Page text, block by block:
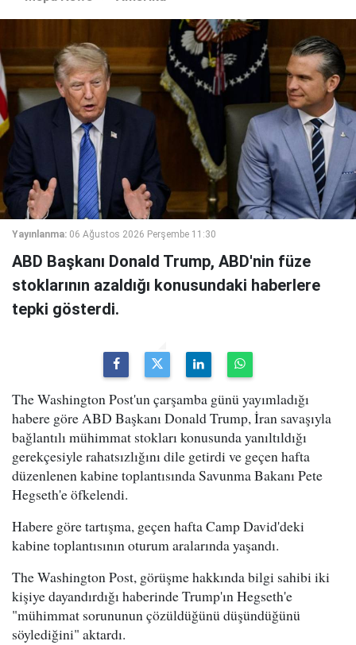
Yayınlanma: 06 Ağustos 2026 Perşembe 11:30
ABD Başkanı Donald Trump, ABD'nin füze
stoklarının azaldığı konusundaki haberlere
tepki gösterdi.
The Washington Post'un çarşamba günü yayımladığı
habere göre ABD Başkanı Donald Trump, İran savaşıyla
bağlantılı mühimmat stokları konusunda yanıltıldığı
gerekçesiyle rahatsızlığını dile getirdi ve geçen hafta
düzenlenen kabine toplantısında Savunma Bakanı Pete
Hegseth'e öfkelendi.
Habere göre tartışma, geçen hafta Camp David'deki
kabine toplantısının oturum aralarında yaşandı.
The Washington Post, görüşme hakkında bilgi sahibi iki
kişiye dayandırdığı haberinde Trump'ın Hegseth'e
"mühimmat sorununun çözüldüğünü düşündüğünü
söylediğini" aktardı.